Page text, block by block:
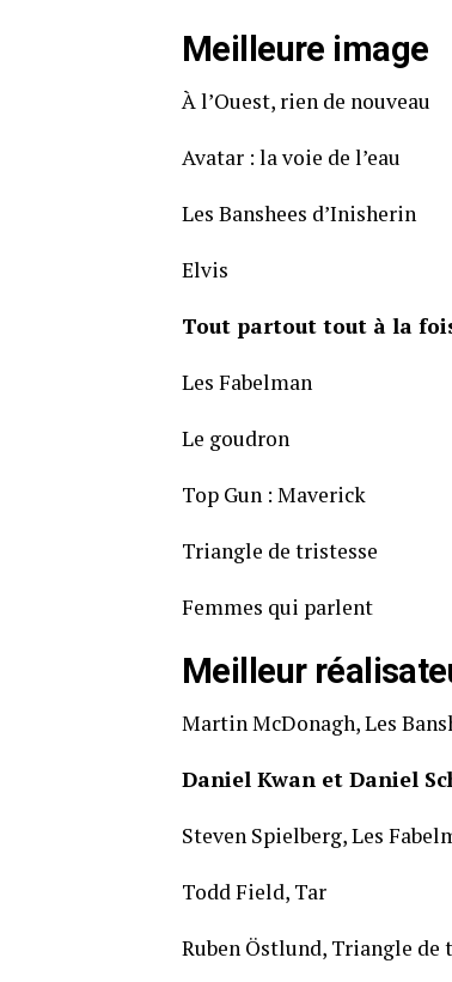
Meilleure image
À l’Ouest, rien de nouveau
Avatar : la voie de l’eau
Les Banshees d’Inisherin
Elvis
Tout partout tout à la
Les Fabelman
Le goudron
Top Gun : Maverick
Triangle de tristesse
Femmes qui parlent
Meilleur
Martin McDonagh, Les
Daniel Kwan et Daniel
Steven Spielberg, Les
Todd Field, Tar
Ruben Östlund, Triangle de